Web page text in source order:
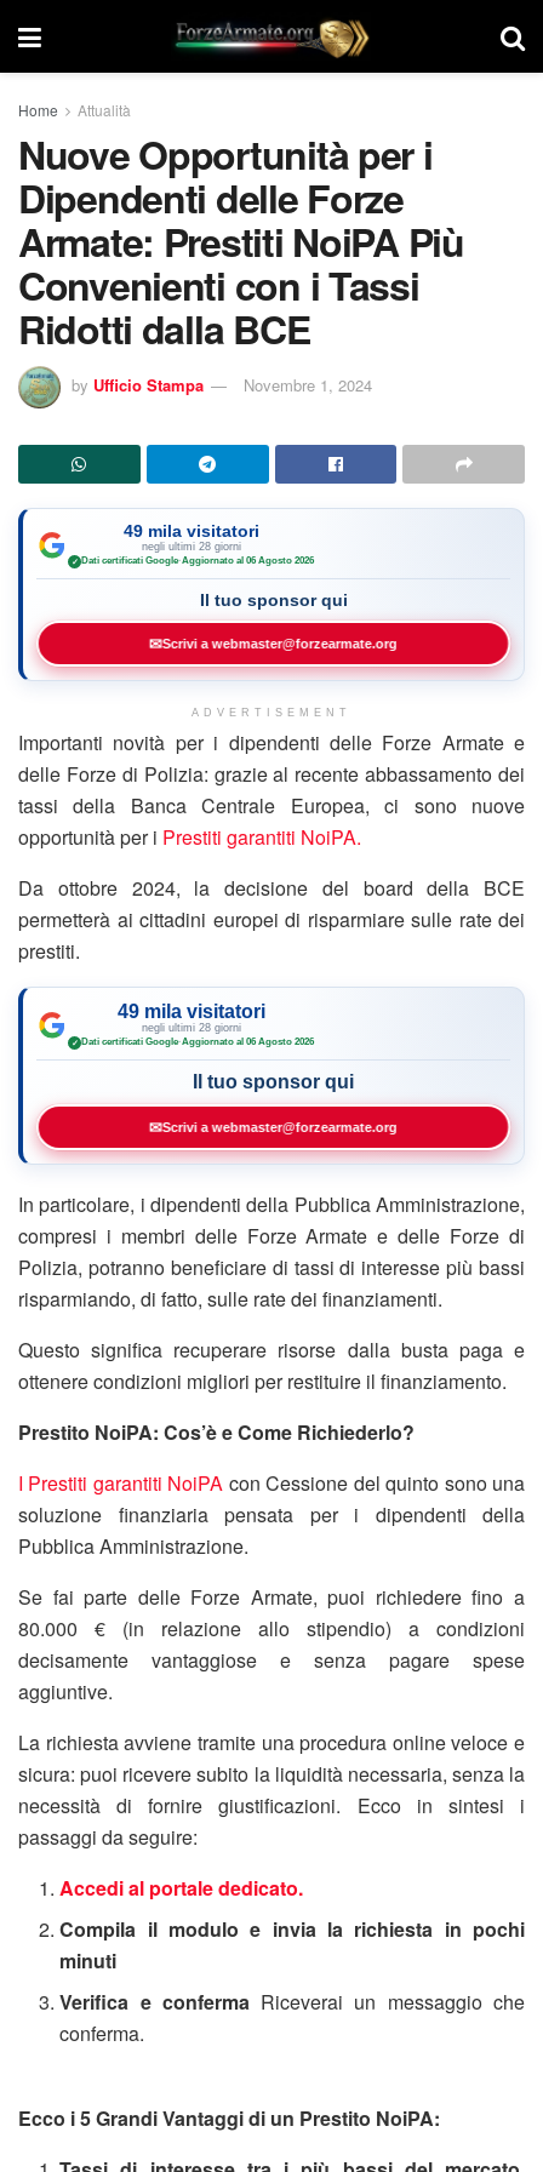
Home Attualità
Nuove Opportunità per i
Dipendenti delle Forze
Armate: Prestiti NoiPA Più
Convenienti con i Tassi
Ridotti dalla BCE
by Ufficio Stampa Novembre 1, 2024
49 mila visitatori
negli ultimi 28 giorni
✓ Dati certificati Google·Aggiornato al 06 Agosto 2026
Il tuo sponsor qui
✉Scrivi a webmaster@forzearmate.org
ADVERTISEMENT
Importanti novità per i dipendenti delle Forze Armate e
delle Forze di Polizia: grazie al recente abbassamento dei
tassi della Banca Centrale Europea, ci sono nuove
opportunità per i Prestiti garantiti NoiPA.
Da ottobre 2024, la decisione del board della BCE
permetterà ai cittadini europei di risparmiare sulle rate dei
prestiti.
49 mila visitatori
negli ultimi 28 giorni
✓ Dati certificati Google·Aggiornato al 06 Agosto 2026
Il tuo sponsor qui
✉Scrivi a webmaster@forzearmate.org
In particolare, i dipendenti della Pubblica Amministrazione,
compresi i membri delle Forze Armate e delle Forze di
Polizia, potranno beneficiare di tassi di interesse più bassi
risparmiando, di fatto, sulle rate dei finanziamenti.
Questo significa recuperare risorse dalla busta paga e
ottenere condizioni migliori per restituire il finanziamento.
Prestito NoiPA: Cos’è e Come Richiederlo?
I Prestiti garantiti NoiPA con Cessione del quinto sono una
soluzione finanziaria pensata per i dipendenti della
Pubblica Amministrazione.
Se fai parte delle Forze Armate, puoi richiedere fino a
80.000 € (in relazione allo stipendio) a condizioni
decisamente vantaggiose e senza pagare spese
aggiuntive.
La richiesta avviene tramite una procedura online veloce e
sicura: puoi ricevere subito la liquidità necessaria, senza la
necessità di fornire giustificazioni. Ecco in sintesi i
passaggi da seguire:
Accedi al portale dedicato.
Compila il modulo e invia la richiesta in pochi
minuti
Verifica e conferma Riceverai un messaggio che
conferma.
Ecco i 5 Grandi Vantaggi di un Prestito NoiPA: